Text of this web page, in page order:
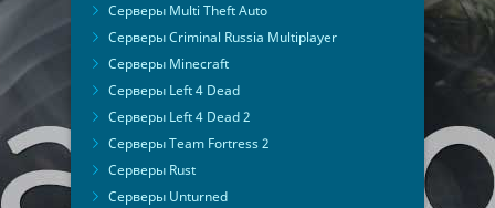
Серверы Multi Theft Auto
Серверы Criminal Russia Multiplayer
Серверы Minecraft
Серверы Left 4 Dead
Серверы Left 4 Dead 2
Серверы Team Fortress 2
Серверы Rust
Серверы Unturned